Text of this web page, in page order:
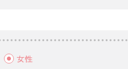
女性